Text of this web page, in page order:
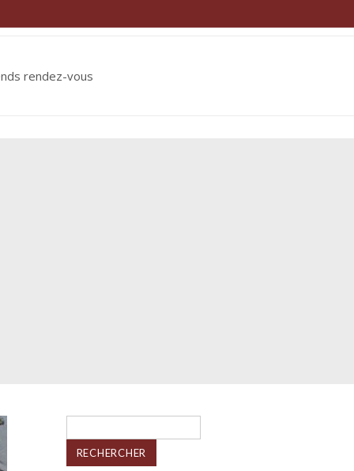
rendez-vous